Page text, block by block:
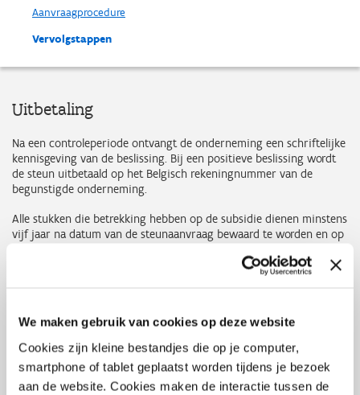
We maken gebruik van cookies op deze website
Cookies zijn kleine bestandjes die op je computer,
smartphone of tablet geplaatst worden tijdens je bezoek
aan de website. Cookies maken de interactie tussen de
Aanvraagprocedure
Vervolgstappen
Uitbetaling
Na een controleperiode ontvangt de onderneming een schriftelijke
kennisgeving van de beslissing. Bij een positieve beslissing wordt
de steun uitbetaald op het Belgisch rekeningnummer van de
begunstigde onderneming.
Alle stukken die betrekking hebben op de subsidie dienen minstens
vijf jaar na datum van de steunaanvraag bewaard te worden en op
De steunaanvrager deelt onmiddellijk aan het Agentschap
Innoveren & Ondernemen elke situatiewijziging mee die kan leiden
tot terugvordering of niet-uitbetaling van de subsidie.